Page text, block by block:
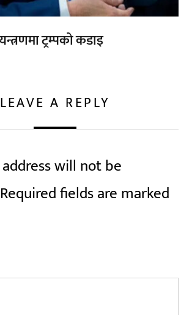
ट्रम्पको कडाइ
LEAVE A REPLY
will not be
Required fields are marked